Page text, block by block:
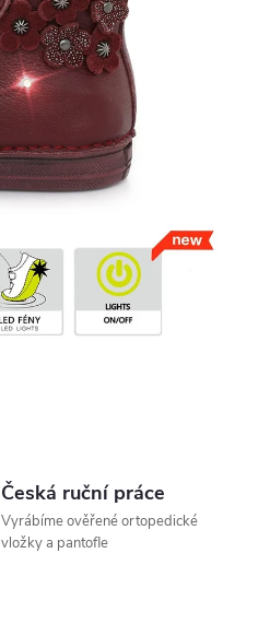
Česká ruční práce
Vyrábíme ověřené ortopedické
vložky a pantofle